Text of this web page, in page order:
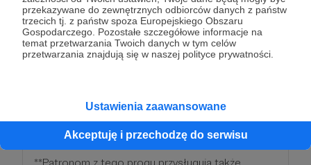
przekazywane do zewnętrznych odbiorców danych z państw
trzecich tj. z państw spoza Europejskiego Obszaru
Gospodarczego. Pozostałe szczegółowe informacje na
temat przetwarzania Twoich danych w tym celów
przetwarzania znajdują się w naszej polityce prywatności.
Ustawienia zaawansowane
Akceptuję i przechodzę do serwisu
Chylimy czoła Twojej hojności i determinacji!
Żeby Ci się odwdzięczyć,
będziesz dostawał
*nagroda dostępna przy min. 3 miesięcznym
wsparciu.